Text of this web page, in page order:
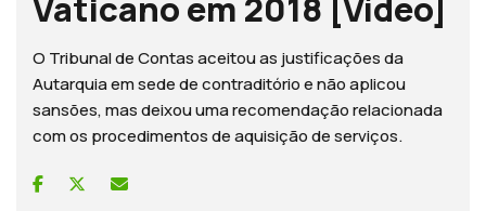
O Tribunal de Contas aceitou as justificações da
Autarquia em sede de contraditório e não aplicou
sansões, mas deixou uma recomendação relacionada
com os procedimentos de aquisição de serviços.